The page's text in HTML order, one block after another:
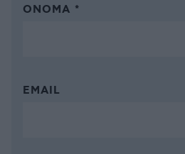
ΌΝΟΜΑ *
EMAIL